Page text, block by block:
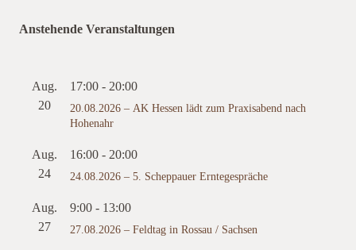
Anstehende Veranstaltungen
Aug.
20
17:00-20:00
20.08.2026 – AK Hessen lädt zum Praxisabend nach
Hohenahr
Aug.
24
16:00-20:00
24.08.2026 – 5. Scheppauer Erntegespräche
Aug.
27
9:00- 13:00
27.08.2026 – Feldtag in Rossau / Sachsen